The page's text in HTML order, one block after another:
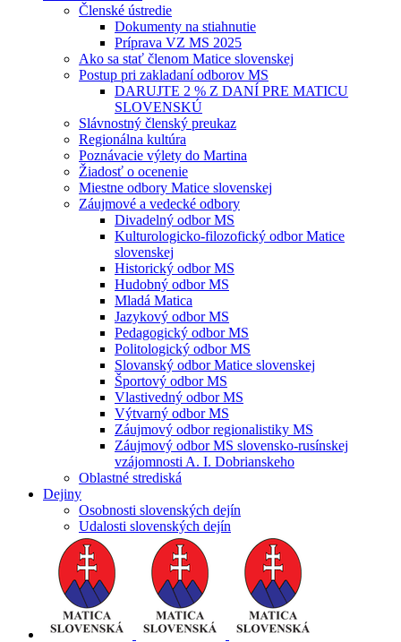
Členské ústredie
Dokumenty na stiahnutie
Príprava VZ MS 2025
Ako sa stať členom Matice slovenskej
Postup pri zakladaní odborov MS
DARUJTE 2 % Z DANÍ PRE MATICU
SLOVENSKÚ
Slávnostný členský preukaz
Regionálna kultúra
Poznávacie výlety do Martina
Žiadosť o ocenenie
Miestne odbory Matice slovenskej
Záujmové a vedecké odbory
Divadelný odbor MS
Kulturologicko-filozofický odbor Matice
slovenskej
Historický odbor MS
Hudobný odbor MS
Mladá Matica
Jazykový odbor MS
Pedagogický odbor MS
Politologický odbor MS
Slovanský odbor Matice slovenskej
Športový odbor MS
Vlastivedný odbor MS
Výtvarný odbor MS
Záujmový odbor regionalistiky MS
Záujmový odbor MS slovensko-rusínskej
vzájomnosti A. I. Dobrianskeho
Oblastné strediská
Dejiny
Osobnosti slovenských dejín
Udalosti slovenských dejín